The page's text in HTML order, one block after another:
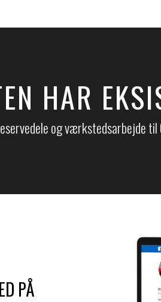
HAR
og værkstedsarbejde
PÅ